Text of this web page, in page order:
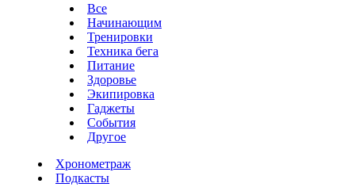
Все
Начинающим
Тренировки
Техника бега
Питание
Здоровье
Экипировка
Гаджеты
События
Другое
Хронометраж
Подкасты